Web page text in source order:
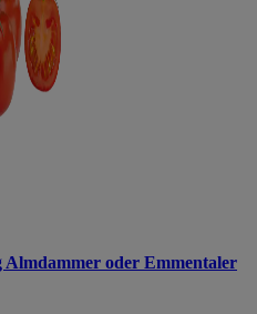
Almdammer oder Emmentaler